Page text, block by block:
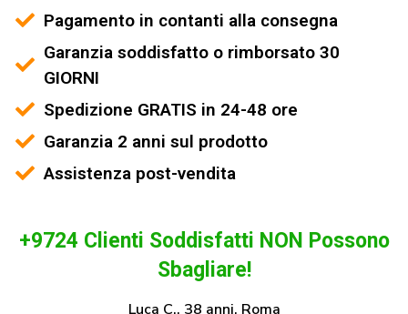
Pagamento in contanti alla consegna
Garanzia soddisfatto o rimborsato 30
GIORNI
Spedizione GRATIS in 24-48 ore
Garanzia 2 anni sul prodotto
Assistenza post-vendita
+9724 Clienti Soddisfatti NON Possono
Sbagliare!​
Luca C., 38 anni, Roma